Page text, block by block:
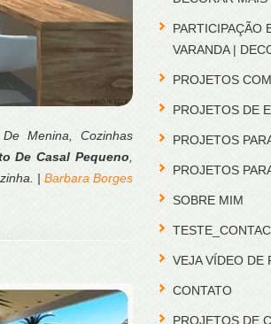
Menina, Cozinhas
De Casal Pequeno
| Barbara Borges
PARTICIPAÇÃO
VARANDA |
PROJETOS
PROJETOS DE
PROJETOS
PROJETOS
SOBRE MIM
VEJA VÍDEO DE
CONTATO
PROJETOS DE